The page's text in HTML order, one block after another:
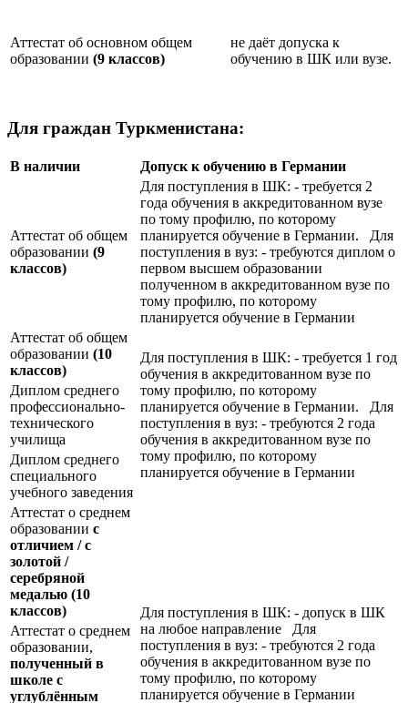
Аттестат об основном общем
образовании (9 классов)
не даёт допуска к
обучению в ШК или вузе.
Для граждан Туркменистана:
В наличии Допуск к обучению в Германии
Аттестат об общем
образовании (9
классов)
Для поступления в ШК: - требуется 2
года обучения в аккредитованном вузе
по тому профилю, по которому
планируется обучение в Германии. Для
поступления в вуз: - требуются диплом о
первом высшем образовании
полученном в аккредитованном вузе по
тому профилю, по которому
планируется обучение в Германии
Аттестат об общем
образовании (10
классов)
Для поступления в ШК: - требуется 1 год
обучения в аккредитованном вузе по
тому профилю, по которому
планируется обучение в Германии. Для
поступления в вуз: - требуются 2 года
обучения в аккредитованном вузе по
тому профилю, по которому
планируется обучение в Германии
Диплом среднего
профессионально-
технического
училища
Диплом среднего
специального
учебного заведения
Аттестат о среднем
образовании с
отличием / с
золотой /
серебряной
медалью (10
классов)
Для поступления в ШК: - допуск в ШК
на любое направление Для
поступления в вуз: - требуются 2 года
обучения в аккредитованном вузе по
тому профилю, по которому
планируется обучение в Германии
Аттестат о среднем
образовании,
полученный в
школе с
углублённым